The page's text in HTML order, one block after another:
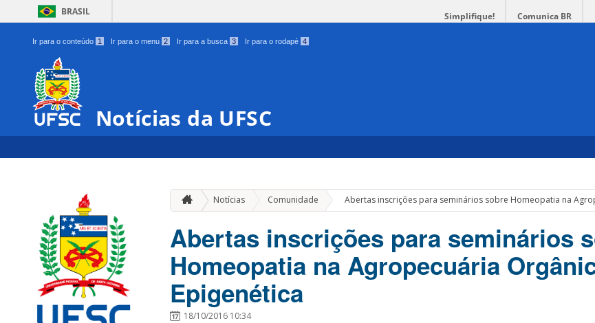
BRASIL Simplifique! Comunica BR
Ir para o conteúdo 1 Ir para o menu 2 Ir para a busca 3 Ir para o rodapé 4
Notícias da UFSC
Notícias Comunidade » Abertas inscrições para seminários sobre Homeopatia na
Abertas inscrições para seminários
Homeopatia na Agropecuária
Epigenética
18/10/2016 10:34